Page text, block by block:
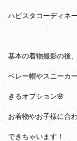
ハピスタコーディネー
基本の着物撮影の後、
ベレー帽やスニーカ
きるオプション🌸
お着物やお子様に合
できちゃいます！